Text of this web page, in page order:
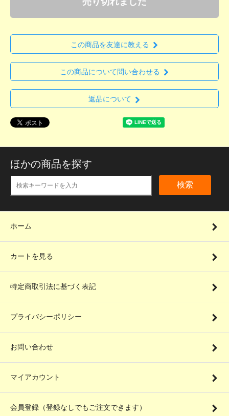
この商品を友達に教える
この商品について問い合わせる
返品について
ほかの商品を探す
検索
ホーム
カートを見る
特定商取引法に基づく表記
プライバシーポリシー
お問い合わせ
マイアカウント
会員登録（登録なしでもご注文できます）